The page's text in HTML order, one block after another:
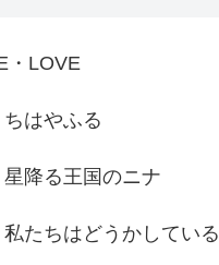
・LOVE
ちはやふる
星降る王国のニナ
私たちはどうかしている